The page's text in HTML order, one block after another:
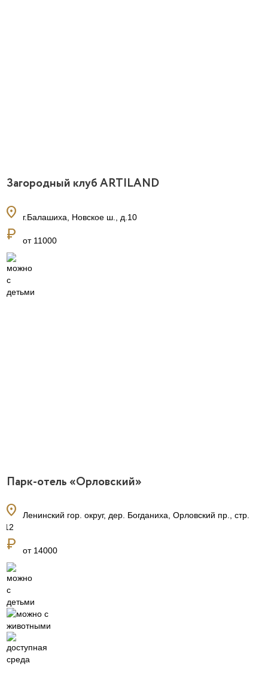
Загородный клуб ARTILAND
location_on
г.Балашиха, Новское ш., д.10
currency_ruble от 11000
Парк-отель «Орловский»
location_on
Ленинский гор. округ, дер. Богданиха, Орловский пр., стр.
12
currency_ruble от 14000